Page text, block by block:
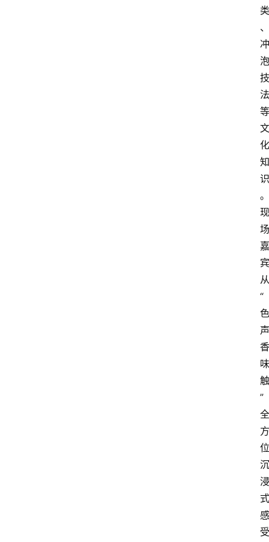
类
、
冲
泡
技
法
等
文
化
知
识
。
现
场
嘉
宾
从
“
色
声
香
味
触
”
全
方
位
沉
浸
式
感
受